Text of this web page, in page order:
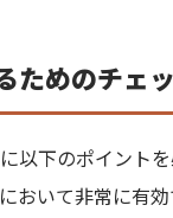
ためのチェ
以下のポイント
おいて非常に有効